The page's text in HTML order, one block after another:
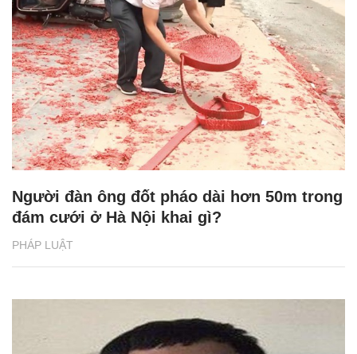
PHÁP LUẬT
Người đàn ông đốt pháo dài hơn 50m trong
đám cưới ở Hà Nội khai gì?